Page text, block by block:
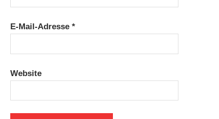
E-Mail-Adresse*
Website